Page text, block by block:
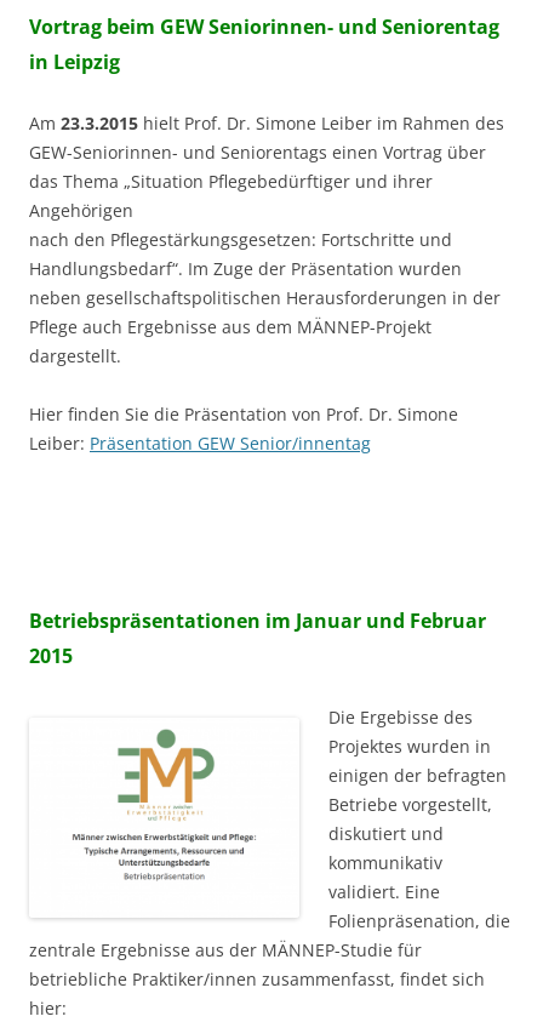
Vortrag beim GEW Seniorinnen- und Seniorentag
in Leipzig
Am 23.3.2015 hielt Prof. Dr. Simone Leiber im Rahmen des
GEW-Seniorinnen- und Seniorentags einen Vortrag über
das Thema „Situation Pflegebedürftiger und ihrer
Angehörigen
nach den Pflegestärkungsgesetzen: Fortschritte und
Handlungsbedarf“. Im Zuge der Präsentation wurden
neben gesellschaftspolitischen Herausforderungen in der
Pflege auch Ergebnisse aus dem MÄNNEP-Projekt
dargestellt.
Hier finden Sie die Präsentation von Prof. Dr. Simone
Leiber: Präsentation GEW Senior/innentag
Betriebspräsentationen im Januar und Februar
2015
Die Ergebisse des
Projektes wurden in
einigen der befragten
Betriebe vorgestellt,
diskutiert und
kommunikativ
validiert. Eine
Folienpräsenation, die
zentrale Ergebnisse aus der MÄNNEP-Studie für
betriebliche Praktiker/innen zusammenfasst, findet sich
hier: